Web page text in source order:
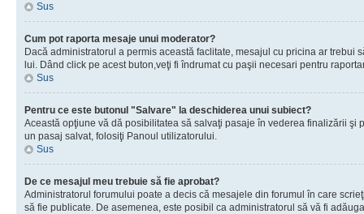
Sus
Cum pot raporta mesaje unui moderator?
Dacă administratorul a permis această faclitate, mesajul cu pricina ar trebui
lui. Dând click pe acest buton,veţi fi îndrumat cu paşii necesari pentru
Sus
Pentru ce este butonul "Salvare" la deschiderea unui subiect?
Această opţiune vă dă posibilitatea să salvaţi pasaje în vederea finalizării şi
un pasaj salvat, folosiţi Panoul utilizatorului.
Sus
De ce mesajul meu trebuie să fie aprobat?
Administratorul forumului poate a decis că mesajele din forumul în care
să fie publicate. De asemenea, este posibil ca administratorul să vă fi